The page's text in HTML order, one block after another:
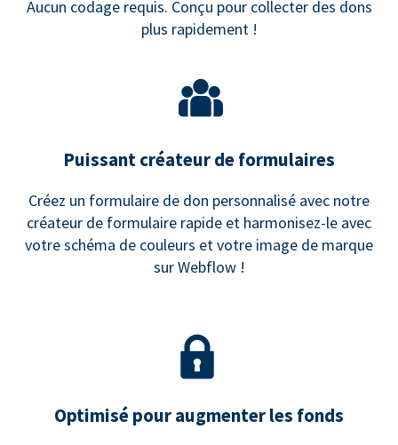
Aucun codage requis. Conçu pour collecter des dons
plus rapidement !
Puissant créateur de formulaires
Créez un formulaire de don personnalisé avec notre
créateur de formulaire rapide et harmonisez-le avec
votre schéma de couleurs et votre image de marque
sur Webflow !
Optimisé pour augmenter les fonds